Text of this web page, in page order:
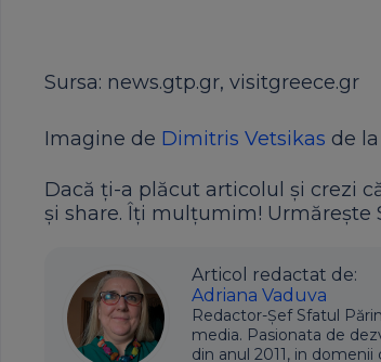
Sursa: news.gtp.gr, visitgreece.gr
Imagine de Dimitris Vetsikas de la
Dacă ți-a plăcut articolul și crezi
și share. Îți mulțumim! Urmărește
Articol redactat de:
Adriana Vaduva
Redactor-Șef Sfatul
media. Pasionata de
din anul 2011, in